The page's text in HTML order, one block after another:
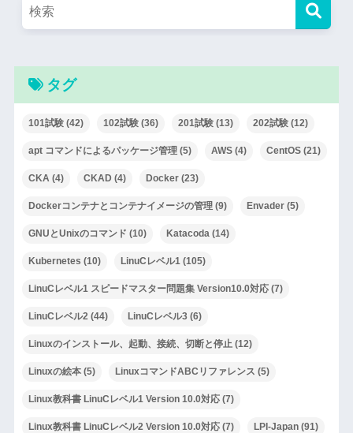
タグ
101試験(42) 102試験(36) 201試験(13) 202試験(12)
apt コマンドによるパッケージ管理(5) AWS(4) CentOS(21)
CKA(4) CKAD (4) Docker(23)
Dockerコンテナとコンテナイメージの管理(9) Envader(5)
GNUとUnixのコマンド (10) Katacoda(14)
Kubernetes (10) LinuCレベル1(105)
LinuCレベル1 スピードマスター問題集 Version10.0対応(7)
LinuCレベル2(44) LinuCレベル3(6)
Linuxのインストール、起動、接続、切断と停止(12)
Linuxの絵本(5) LinuxコマンドABCリファレンス (5)
Linux教科書 LinuCレベル1 Version 10.0対応(7)
Linux教科書 LinuCレベル2 Version 10.0対応(7) LPI-Japan(91)